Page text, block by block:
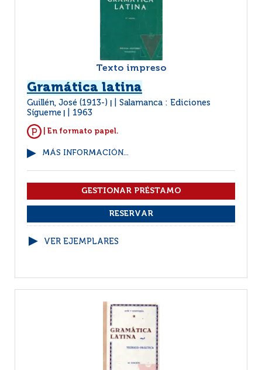
Texto impreso
Gramática latina
Guillén, José (1913-)
Salamanca : Ediciones
Sígueme
1963
| En formato papel.
MÁS INFORMACIÓN...
VER EJEMPLARES